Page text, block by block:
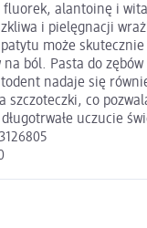
fluorek, alantoinę i
i pielęgnacji
może
ból. Pasta do
nadaje się
szczoteczki, co
uczucie